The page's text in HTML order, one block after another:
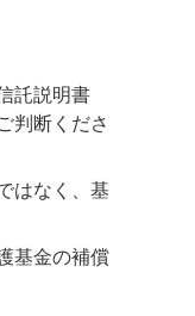
託説明書
判断くださ
はなく、基
基金の補償